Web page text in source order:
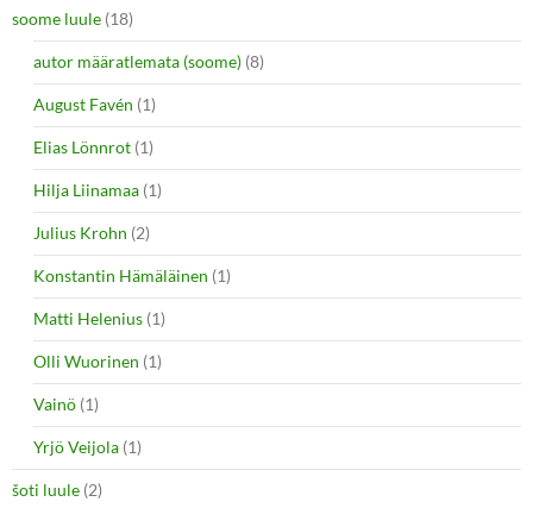
soome luule (18)
autor määratlemata (soome) (8)
August Favén (1)
Elias Lönnrot (1)
Hilja Liinamaa (1)
Julius Krohn (2)
Konstantin Hämäläinen (1)
Matti Helenius (1)
Olli Wuorinen (1)
Vainö (1)
Yrjö Veijola (1)
šoti luule (2)